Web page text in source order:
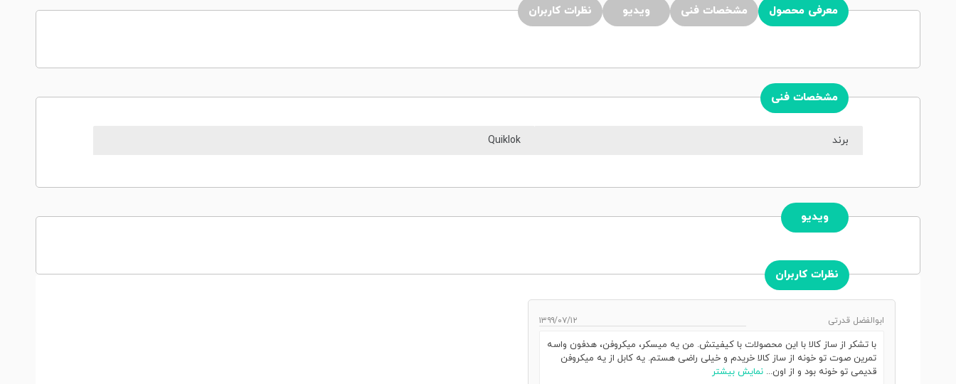
معرفی محصول مشخصات فنی ویدیو نظرات کاربران
مشخصات فنی
برند Quiklok
ویدیو
نظرات کاربران
ابوالفضل قدرتی ۱۳۹۹/۰۷/۱۲
با تشکر از ساز کالا با این محصولات با کیفیتش. من یه میسکر، میکروفن، هدفون واسه
تمرین صوت تو خونه از ساز کالا خریدم و خیلی راضی هستم. یه کابل از یه میکروفن
قدیمی تو خونه بود و از اون... نمایش بیشتر